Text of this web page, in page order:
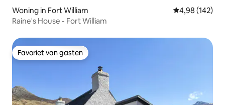
Woning in Fort William Gemiddelde
4,98 (142)
Raine's House - Fort William
Favoriet van gasten
Favoriet van gasten